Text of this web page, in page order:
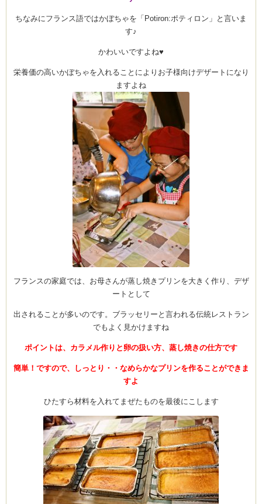
ちなみにフランス語ではかぼちゃを「Potiron:ポティロン」と言いま
す♪
かわいいですよね♥
栄養価の高いかぼちゃを入れることによりお子様向けデザートになり
ますよね
フランスの家庭では、お母さんが蒸し焼きプリンを大きく作り、デザ
ートとして
出されることが多いのです。ブラッセリーと言われる伝統レストラン
でもよく見かけますね
ポイントは、カラメル作りと卵の扱い方、蒸し焼きの仕方です
簡単！ですので、しっとり・・なめらかなプリンを作ることができま
すよ
ひたすら材料を入れてまぜたものを最後にこします